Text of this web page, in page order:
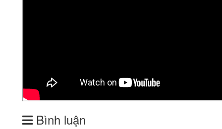
Bình luận